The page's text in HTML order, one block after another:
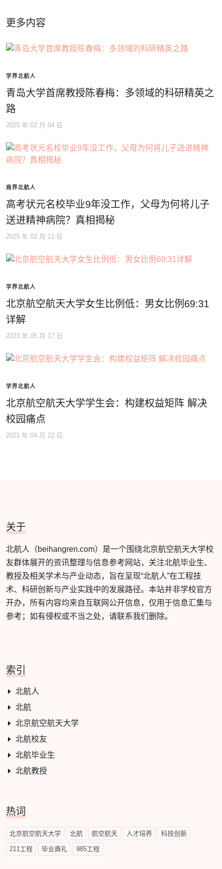
更多内容
学界北航人
青岛大学首席教授陈春梅：多领域的科研精英之
路
2025 年 02 月 04 日
商界北航人
高考状元名校毕业9年没工作，父母为何将儿子
送进精神病院？真相揭秘
2025 年 02 月 11 日
学界北航人
北京航空航天大学女生比例低：男女比例69:31
详解
2023 年 05 月 17 日
学界北航人
北京航空航天大学学生会：构建权益矩阵 解决
校园痛点
2021 年 04 月 22 日
关于
北航人（beihangren.com）是一个围绕北京航空航天大学校
友群体展开的资讯整理与信息参考网站，关注北航毕业生、
教授及相关学术与产业动态，旨在呈现“北航人”在工程技
术、科研创新与产业实践中的发展路径。本站并非学校官方
开办，所有内容均来自互联网公开信息，仅用于信息汇集与
参考；如有侵权或不当之处，请联系我们删除。
索引
北航人
北航
北京航空航天大学
北航校友
北航毕业生
北航教授
热词
北京航空航天大学 北航 航空航天 人才培养 科技创新
211工程 毕业典礼 985工程